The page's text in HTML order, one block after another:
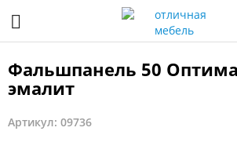
Фальшпанель 50
эмалит
Артикул: 09736